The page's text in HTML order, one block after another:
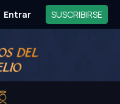
Entrar SUSCRIBIRSE